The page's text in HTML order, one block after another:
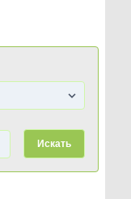
Искать